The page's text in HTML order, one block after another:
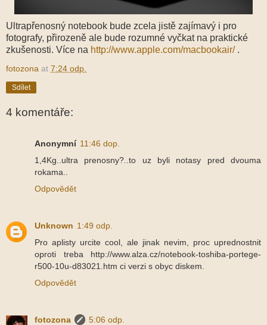
Ultrapřenosný notebook bude zcela jistě zajímavý i pro
fotografy, přirozeně ale bude rozumné vyčkat na praktické
zkušenosti. Více na http://www.apple.com/macbookair/.
fotozona at 7:24 odp.
Sdílet
4 komentáře:
Anonymní 11:46 dop.
1,4Kg..ultra prenosny?..to uz byli notasy pred dvouma
rokama..
Odpovědět
Unknown 1:49 odp.
Pro aplisty urcite cool, ale jinak nevim, proc uprednostnit
oproti treba http://www.alza.cz/notebook-toshiba-portege-
r500-10u-d83021.htm ci verzi s obyc diskem.
Odpovědět
fotozona
5:06 odp.